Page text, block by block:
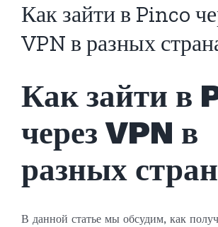
Как зайти в Pinco
VPN в разных
Как зайти в
через VPN в
разных
В данной статье мы обсудим, как